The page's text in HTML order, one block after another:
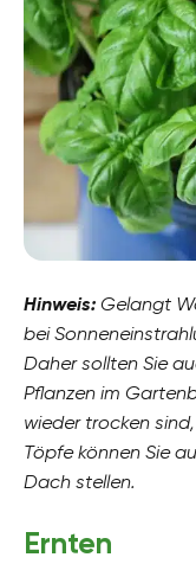
Hinweis: Gelangt
bei
Daher sollten Sie
Pflanzen im
wieder trocken
Töpfe können Sie
Dach stellen.
Ernten